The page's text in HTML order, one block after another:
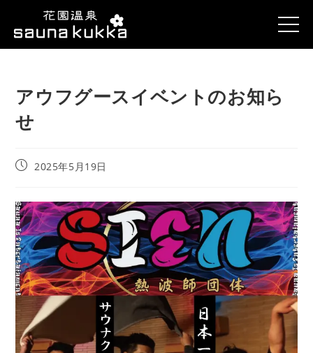
アウフグースイベントのお知ら
せ
2025年5月19日